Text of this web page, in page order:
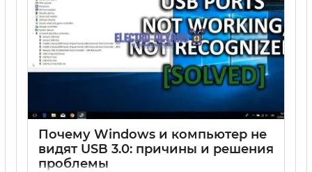
Почему Windows и компьютер не
видят USB 3.0: причины и решения
проблемы